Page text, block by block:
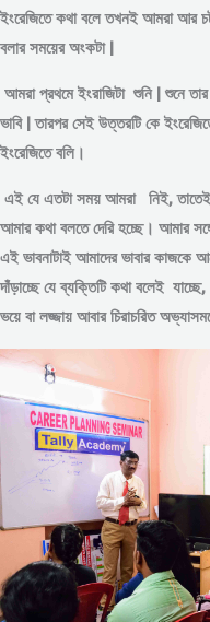
ইংরেজিতে কথা বলে তখনই আমরা আর
বলার সময়ের অংকটা |
আমরা প্রথমে ইংরাজিটা শুনি | শুনে তার
ভাবি | তারপর সেই উত্তরটি কে
ইংরেজিতে বলি।
এই যে এতটা সময় আমরা নিই,
আমার কথা বলতে দেরি হচ্ছে। আমার
এই ভাবনাটাই আমাদের ভাবার কাজকে
দাঁড়াচ্ছে যে ব্যক্তিটি কথা বলেই
ভয়ে বা লজ্জায় আবার চিরাচরিত